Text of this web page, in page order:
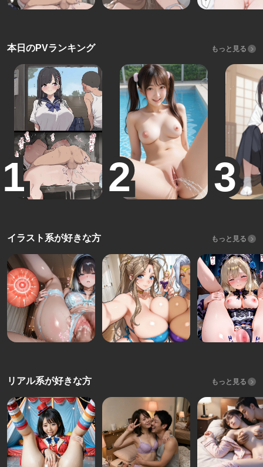
本日のPVランキング もっと見る
イラスト系が好きな方 もっと見る
リアル系が好きな方 もっと見る